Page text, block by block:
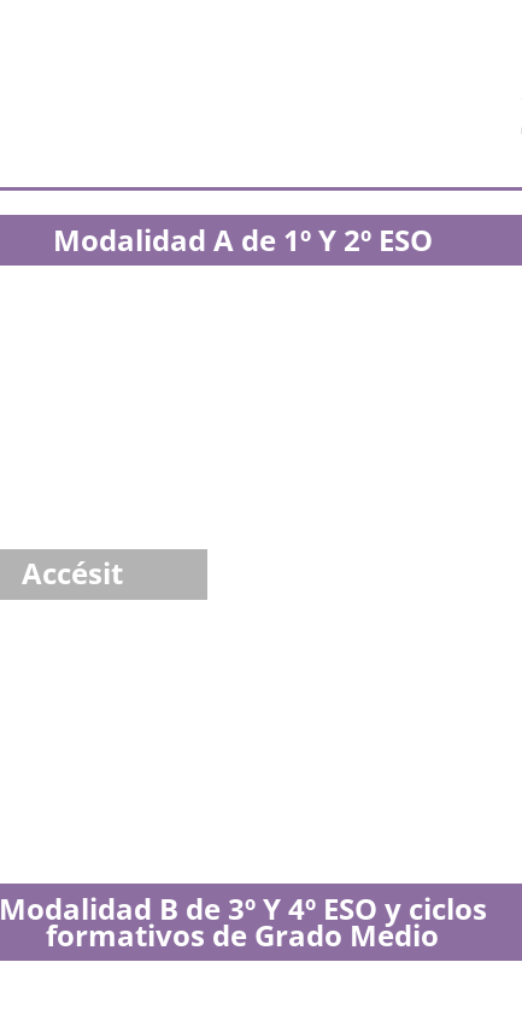
Modalidad A de 1º Y 2º ESO
Accésit
Modalidad B de 3º Y 4º ESO y ciclos
formativos de Grado Medio